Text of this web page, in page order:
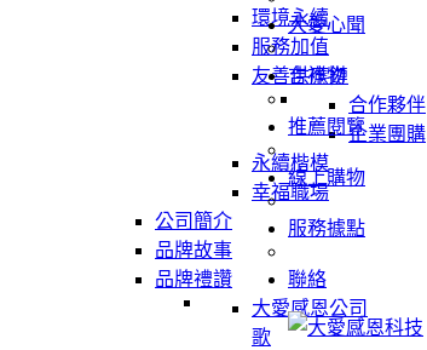
環境永續
服務加值
友善供應鏈
合作夥伴
企業團購
永續楷模
幸福職場
公司簡介
品牌故事
品牌禮讚
大愛感恩公司
歌
大愛心聞
吉祥物
推薦閱覽
線上購物
服務據點
聯絡